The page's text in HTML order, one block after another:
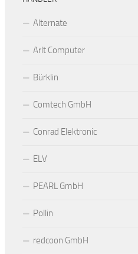
Alternate
Arlt Computer
Bürklin
Comtech GmbH
Conrad Elektronic
ELV
PEARL GmbH
Pollin
redcoon GmbH